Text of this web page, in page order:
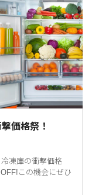
価格祭！
凍庫の衝撃価格
この機会にぜひ